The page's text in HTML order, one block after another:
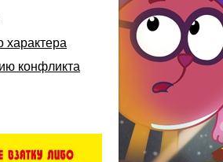
характера
конфликта